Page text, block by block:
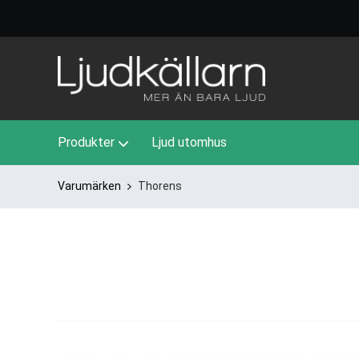
Produkter Ljud utomhus
Varumärken Thorens